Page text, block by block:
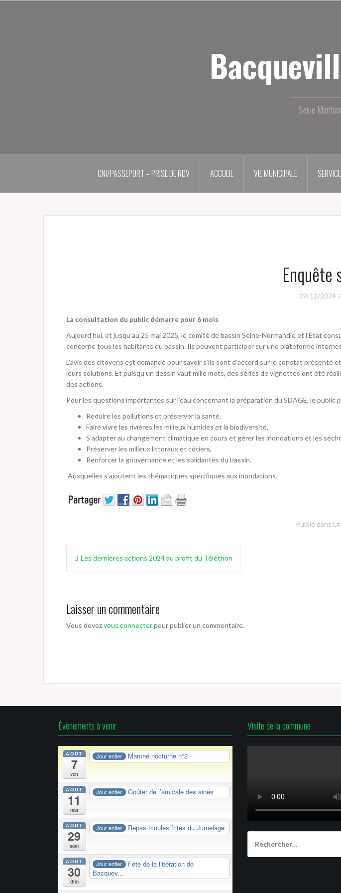
Seine
CNI/PASSEPORT – PRISE DE RDV ACCUEIL VIE MUNICIPALE
Enquête
09/12/2024
La consultation du public démarre pour 6 mois
Aujourd’hui, et jusqu’au 25 mai 2025, le comité de bassin Seine-Normandie et l’État
concerne tous les habitants du bassin. Ils peuvent participer sur une plateforme
L’avis des citoyens est demandé pour savoir s’ils sont d’accord sur le constat
leurs solutions. Et puisqu’un dessin vaut mille mots, des séries de vignettes ont été
des actions.
Pour les questions importantes sur l’eau concernant la préparation du SDAGE, le
Réduire les pollutions et préserver la santé,
Faire vivre les rivières les milieux humides et la biodiversité,
S’adapter au changement climatique en cours et gérer les inondations et les
Préserver les milieux littoraux et côtiers,
Renforcer la gouvernance et les solidarités du bassin.
Auxquelles s’ajoutent les thématiques spécifiques aux inondations.
Publié dans
Navigation
Les dernières actions 2024 au profit du Téléthon
Laisser un commentaire
Vous devezvous connecterpour publier un commentaire.
Évènements à venir
AOÛT
7
ven
Jour entier Marché nocturne n°2
AOÛT
11
mar
Jour entier Goûter de l’amicale des ainés
AOÛT
29
sam
Jour entier Repas moules frites du Jumelage
AOÛT
30
dim
Jour entier
Fête de la libération de
Bacquev...
Visite de la commune